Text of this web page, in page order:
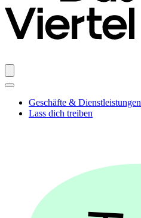
Geschäfte & Dienstleistungen
Lass dich treiben